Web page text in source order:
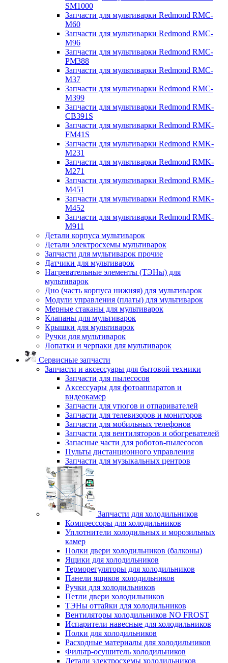
SM1000
Запчасти для мультиварки Redmond RMC-
M60
Запчасти для мультиварки Redmond RMC-
M96
Запчасти для мультиварки Redmond RMC-
PM388
Запчасти для мультиварки Redmond RMC-
M37
Запчасти для мультиварки Redmond RMC-
M399
Запчасти для мультиварки Redmond RMK-
CB391S
Запчасти для мультиварки Redmond RMK-
FM41S
Запчасти для мультиварки Redmond RMK-
M231
Запчасти для мультиварки Redmond RMK-
M271
Запчасти для мультиварки Redmond RMK-
M451
Запчасти для мультиварки Redmond RMK-
M452
Запчасти для мультиварки Redmond RMK-
M911
Детали корпуса мультиварок
Детали электросхемы мультиварок
Запчасти для мультиварок прочие
Датчики для мультиварок
Нагревательные элементы (ТЭНы) для
мультиварок
Дно (часть корпуса нижняя) для мультиварок
Модули управления (платы) для мультиварок
Мерные стаканы для мультиварок
Клапаны для мультиварок
Крышки для мультиварок
Ручки для мультиварок
Лопатки и черпаки для мультиварок
Сервисные запчасти
Запчасти и аксессуары для бытовой техники
Запчасти для пылесосов
Аксессуары для фотоаппаратов и
видеокамер
Запчасти для утюгов и отпаривателей
Запчасти для телевизоров и мониторов
Запчасти для мобильных телефонов
Запчасти для вентиляторов и обогревателей
Запасные части для роботов-пылесосов
Пульты дистанционного управления
Запчасти для музыкальных центров
Запчасти для холодильников
Компрессоры для холодильников
Уплотнители холодильных и морозильных
камер
Полки двери холодильников (балконы)
Ящики для холодильников
Терморегуляторы для холодильников
Панели ящиков холодильников
Ручки для холодильников
Петли двери холодильников
ТЭНы оттайки для холодильников
Вентиляторы холодильников NO FROST
Испарители навесные для холодильников
Полки для холодильников
Расходные материалы для холодильников
Фильтр-осушитель холодильников
Детали электросхемы холодильников